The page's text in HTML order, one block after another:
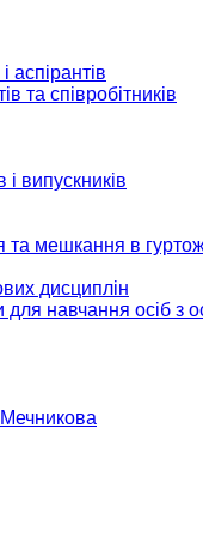
аспірантів
та співробітників
випускників
та мешкання в
дисциплін
для навчання осіб з